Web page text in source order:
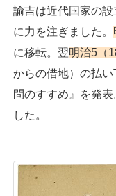
諭吉は近代国家の
に力を注ぎました。
に移転。翌明治5（
からの借地）の払
問のすすめ』を発
した。